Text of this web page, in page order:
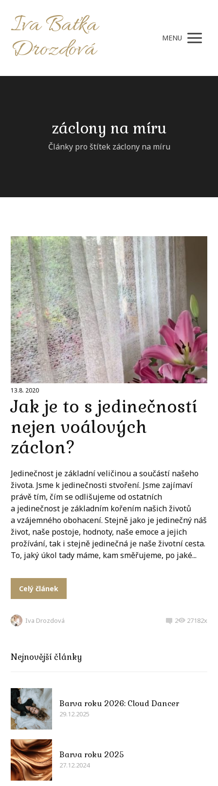
Iva Baťka
Drozdová MENU
záclony na míru
Články pro štítek záclony na míru
13.8. 2020
Jak je to s jedinečností
nejen voálových
záclon?
Jedinečnost je základní veličinou a součástí našeho
života. Jsme k jedinečnosti stvoření. Jsme zajímaví
právě tím, čím se odlišujeme od ostatních
a jedinečnost je základním kořením našich životů
a vzájemného obohacení. Stejně jako je jedinečný náš
život, naše postoje, hodnoty, naše emoce a jejich
prožívání, tak i stejně jedinečná je naše životní cesta.
To, jaký úkol tady máme, kam směřujeme, po jaké...
Celý článek
Iva Drozdová 2 27182x
Nejnovější články
Barva roku 2026: Cloud Dancer
29.12.2025
Barva roku 2025
27.12.2024